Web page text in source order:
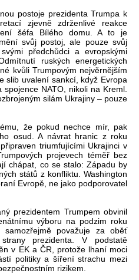
postoje prezidenta Trumpa k
zjevně zdrženlivé reakce
šéfa Bílého domu. A to je
svůj postoj, ale pouze svůj
předchůdci a evropskými
ruských energetických
kvůli Trumpovým nejvěrnějším
slib uvalení sankcí, když Evropa
NATO, nikoli na Kreml.
silám Ukrajiny – pouze
že pokud nechce mír, pak
osud. A návrat hranic z roku
triumfujícími Ukrajinci v
projevech téměř bez
chápat, co se stalo: Západu by
států z konfliktu. Washington
Evropě, ne jako podporovatel
prezidentem Trumpem obvinil
výboru na podzim roku
považuje za oběť
prezidenta. V podstatě
v EK a ČR, protože lhaní moci
politiky a šíření strachu mezi
rizikem.